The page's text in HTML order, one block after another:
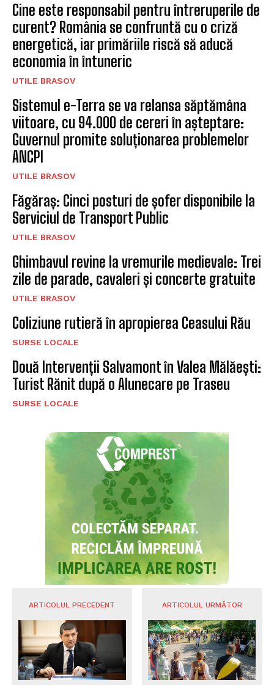
Cine este responsabil pentru întreruperile de
curent? România se confruntă cu o criză
energetică, iar primăriile riscă să aducă
economia în întuneric
UTILE BRASOV
Sistemul e-Terra se va relansa săptămâna
viitoare, cu 94.000 de cereri în așteptare:
Guvernul promite soluționarea problemelor
ANCPI
UTILE BRASOV
Făgăraș: Cinci posturi de șofer disponibile la
Serviciul de Transport Public
UTILE BRASOV
Ghimbavul revine la vremurile medievale: Trei
zile de parade, cavaleri și concerte gratuite
UTILE BRASOV
Coliziune rutieră în apropierea Ceasului Rău
SURSE LOCALE
Două Intervenții Salvamont în Valea Mălăești:
Turist Rănit după o Alunecare pe Traseu
SURSE LOCALE
ARTICOLUL PRECEDENT ARTICOLUL URMĂTOR